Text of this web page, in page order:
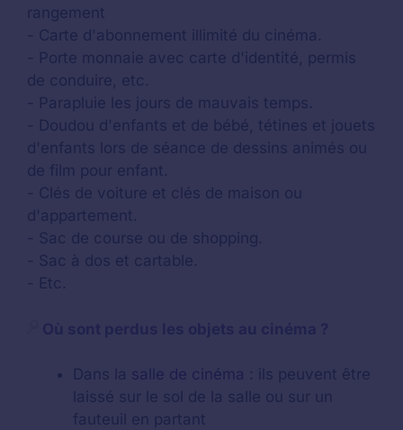
rangement
- Carte d'abonnement illimité du cinéma.
- Porte monnaie avec carte d'identité, permis
de conduire, etc.
- Parapluie les jours de mauvais temps.
- Doudou d'enfants et de bébé, tétines et jouets
d'enfants lors de séance de dessins animés ou
de film pour enfant.
- Clés de voiture et clés de maison ou
d'appartement.
- Sac de course ou de shopping.
- Sac à dos et cartable.
- Etc.
Dans la salle de cinéma : ils peuvent être
laissé sur le sol de la salle ou sur un
fauteuil en partant